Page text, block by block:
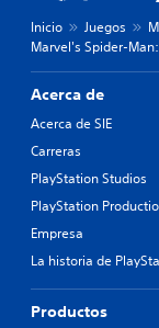
Inicio Juegos
Marvel's Spider-
Acerca de
Acerca de SIE
Carreras
PlayStation Studios
PlayStation
Empresa
La historia de
Productos